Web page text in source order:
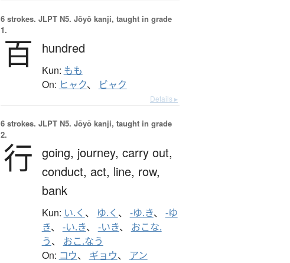
6 strokes. JLPT N5. Jōyō kanji, taught in grade
1.
百 hundred
Kun: もも
On: ヒャク、 ビャク
Details ▸
6 strokes. JLPT N5. Jōyō kanji, taught in grade
2.
行 going, journey, carry out,
conduct, act, line, row,
bank
Kun: い.く 、 ゆ.く 、 -ゆ.き、 -ゆ
き、 -い.き、 -いき、 おこな.
う、 おこ.なう
On: コウ、 ギョウ、 アン